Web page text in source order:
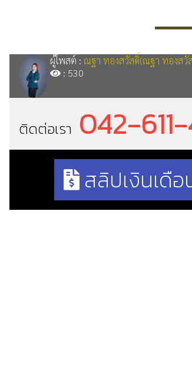
ผู้โพสต์ :ณฐา ทองสวัสดิ์(ณฐา ทองสวั
: 530
ติดต่อเรา 042-
สลิปเงินเดือ